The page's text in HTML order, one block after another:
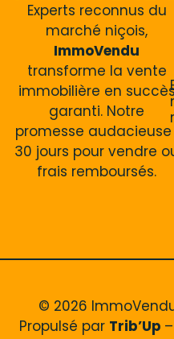
Experts reconnus du
marché niçois,
ImmoVendu
transforme la vente
immobilière en
garanti. Notre
promesse audacieuse
30 jours pour vendre
frais remboursés.
© 2026
Propulsé par Trib’Up